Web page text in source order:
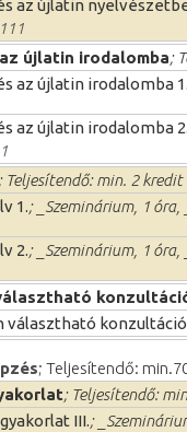
az újlatin
újlatin irodalomba;
az újlatin irodalomba
az újlatin irodalomba
; Teljesítendő: min. 2 kredit
1.; _Szeminárium, 1
2.; _Szeminárium, 1
választható konzultáció
; Teljesítendő:
; Teljesítendő:
III.;